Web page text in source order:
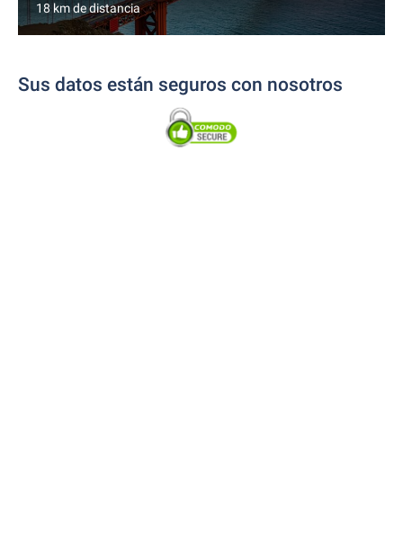
18 km de distancia
Sus datos están seguros con nosotros